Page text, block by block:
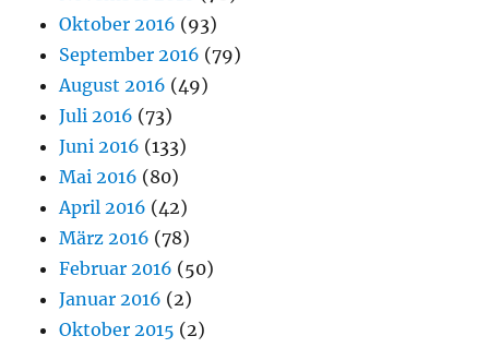
Oktober 2016 (93)
September 2016 (79)
August 2016 (49)
Juli 2016 (73)
Juni 2016 (133)
Mai 2016 (80)
April 2016 (42)
März 2016 (78)
Februar 2016 (50)
Januar 2016 (2)
Oktober 2015 (2)